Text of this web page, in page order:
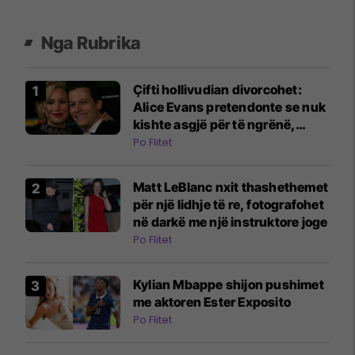
Nga Rubrika
Çifti hollivudian divorcohet:
Alice Evans pretendonte se nuk
kishte asgjë për të ngrënë,
ndërsa burri i saj bleu orë Rolex
Po Flitet
Matt LeBlanc nxit thashethemet
për një lidhje të re, fotografohet
në darkë me një instruktore joge
Po Flitet
Kylian Mbappe shijon pushimet
me aktoren Ester Exposito
Po Flitet